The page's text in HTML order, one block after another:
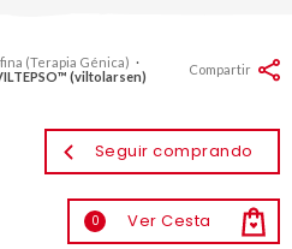
(Terapia Génica) ·
(viltolarsen)
Seguir comprando
0 Ver Cesta
Compartir